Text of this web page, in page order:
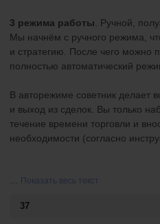
3 режима работы . Ручной,
Мы начнём с ручного режима,
и стратегию. После чего можно
полностью автоматический
В авторежиме советник делает
и выход из сделок. Вы только
течение времени торговли и
необходимости (согласно
Показать весь текст
37